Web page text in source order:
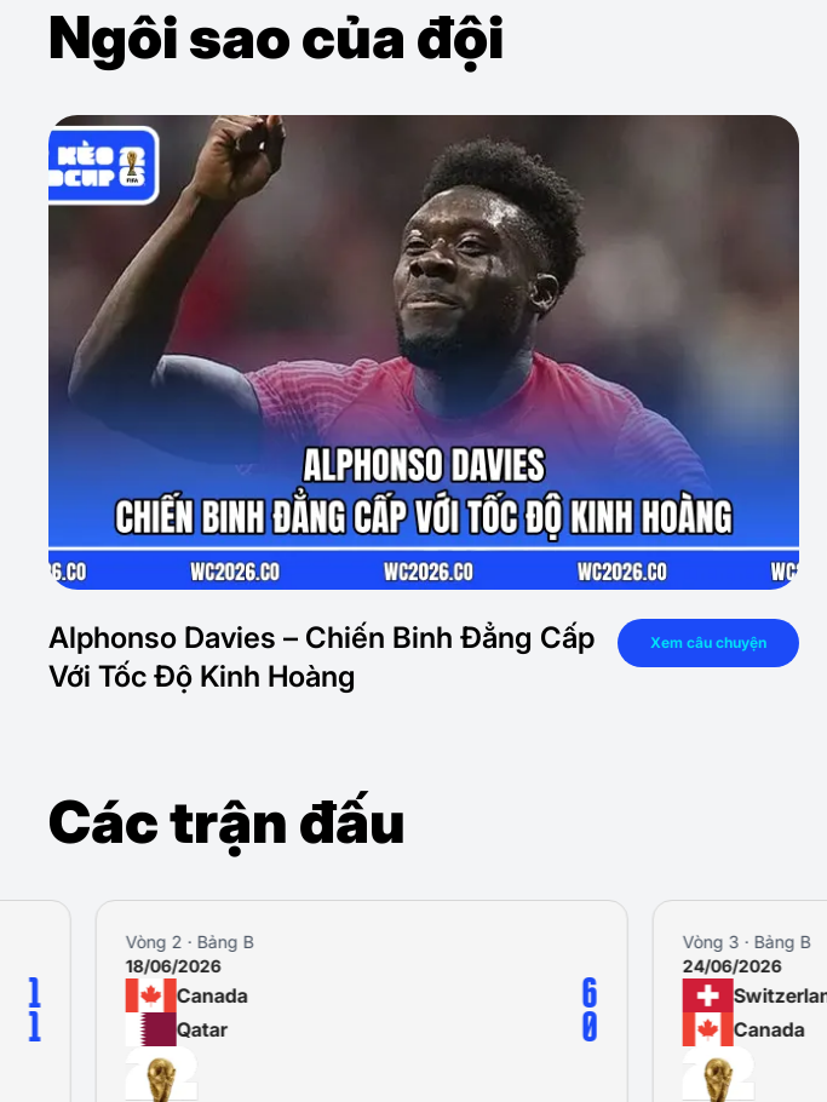
Ngôi sao của đội
Alphonso Davies – Chiến Binh Đẳng Cấp
Với Tốc Độ Kinh Hoàng
Xem câu chuyện
Các trận đấu
Vòng 2 · Bảng B
18/06/2026
Canada
Qatar
Vòng 3 · Bảng B
24/06/2026
Switzerland
Canada